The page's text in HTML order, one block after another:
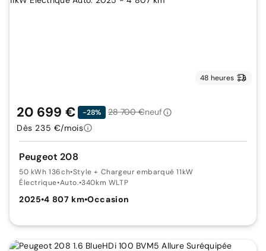
48 heures
Peugeot 208
50 kWh 136ch•Style + Chargeur embarqué 11kW
Électrique•Auto.•340km WLTP
2025•4 807 km•Occasion
20 699 € -28% 28 700 €neuf
Dès 235 €/mois